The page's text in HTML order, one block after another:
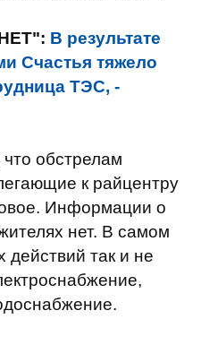
В результате
Счастья тяжело
ТЭС, -
обстрелам
к райцентру
. Информации о
нет. В самом
действий так и не
,